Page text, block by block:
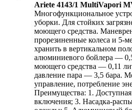
Ariete 4143/1 MultiVapori
Многофункциональное
уборки. Для стойких
моющего средства.
прорезиненные колеса и 5-
хранить в вертикальном
алюминиевого бойлера —
моющего средства — 0,11
давление пара — 3,5 бара.
управление, потребление
Преимущества: 1.
включения; 3. Насадка-